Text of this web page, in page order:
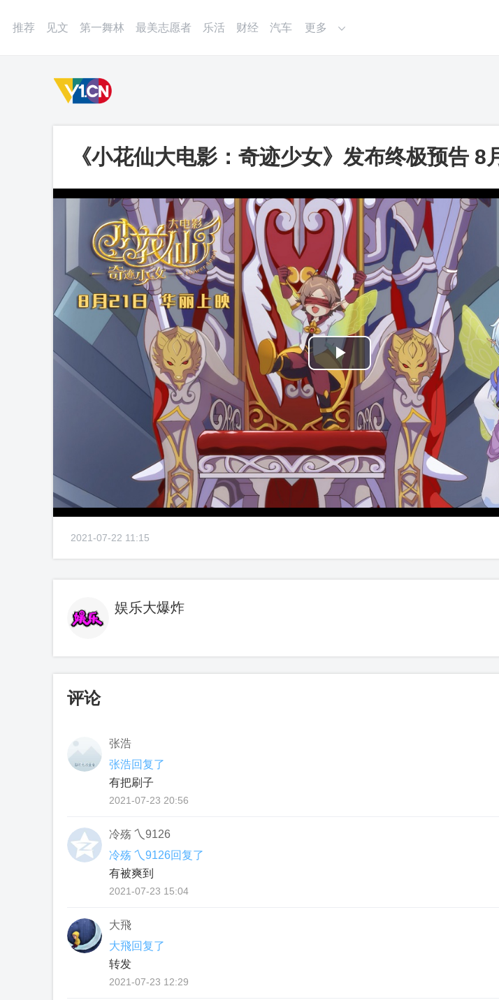
推荐 见文 第一舞林 最美志愿者 乐活 财经 汽车 更多
《小花仙大电影：奇迹少女》发布终极预告 8
启魔法之旅_第一视频
Play
Video
2021-07-22 11:15
娱乐大爆炸
评论
张浩
张浩回复了
有把刷子
2021-07-23 20:56
冷殇 乀9126
冷殇 乀9126回复了
有被爽到
2021-07-23 15:04
大飛
大飛回复了
转发
2021-07-23 12:29